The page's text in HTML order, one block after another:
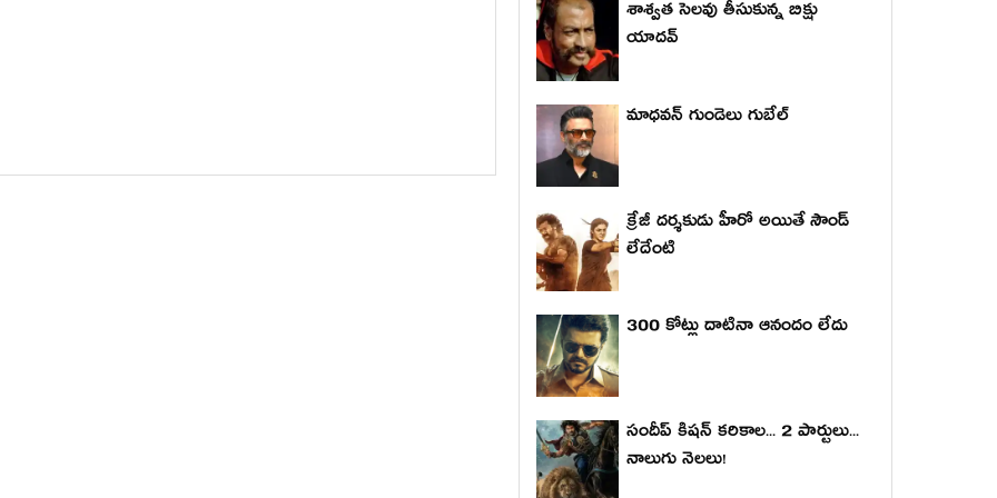
శాశ్వత సెలవు తీసుకున్న బిక్షు
యాదవ్
మాధ‌వ‌న్ గుండెలు గుబేల్‌
క్రేజీ దర్శకుడు హీరో అయితే సౌండ్
లేదేంటి
300 కోట్లు దాటినా ఆనందం లేదు
సందీప్ కిషన్ కరికాల... 2 పార్టులు...
నాలుగు నెలలు!